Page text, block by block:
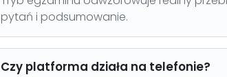
pytań i podsumowanie.
Czy platforma działa na telefonie?